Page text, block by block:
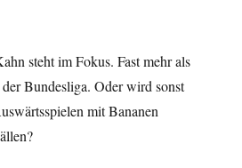
steht im Fokus. Fast mehr als
Bundesliga. Oder wird sonst
mit Bananen